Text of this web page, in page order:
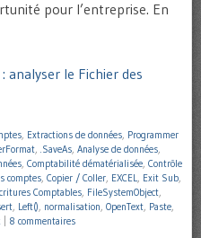
pour l’entreprise. En
analyser le Fichier des
, Extractions de données, Programmer
, .SaveAs, Analyse de données,
, Comptabilité dématérialisée, Contrôle
comptes, Copier / Coller, EXCEL, Exit Sub,
Comptables, FileSystemObject,
, Left(), normalisation, OpenText, Paste,
8 commentaires